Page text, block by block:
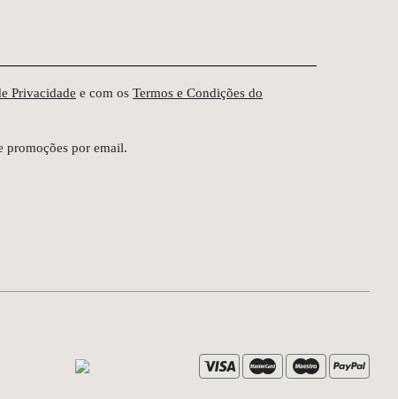
Privacidade e com os Termos e Condições do
promoções por email.